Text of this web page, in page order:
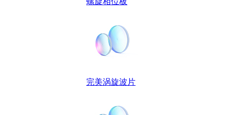
完美涡旋波片